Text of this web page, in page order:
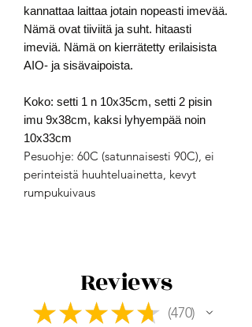
kannattaa laittaa jotain nopeasti imevää.
Nämä ovat tiiviitä ja suht. hitaasti
imeviä. Nämä on kierrätetty erilaisista
AIO- ja sisävaipoista.
Koko: setti 1 n 10x35cm, setti 2 pisin
imu 9x38cm, kaksi lyhyempää noin
10x33cm
Pesuohje: 60C (satunnaisesti 90C), ei
perinteistä huuhteluainetta, kevyt
rumpukuivaus
Reviews
★ ★ ★ ★ ★ 470
470